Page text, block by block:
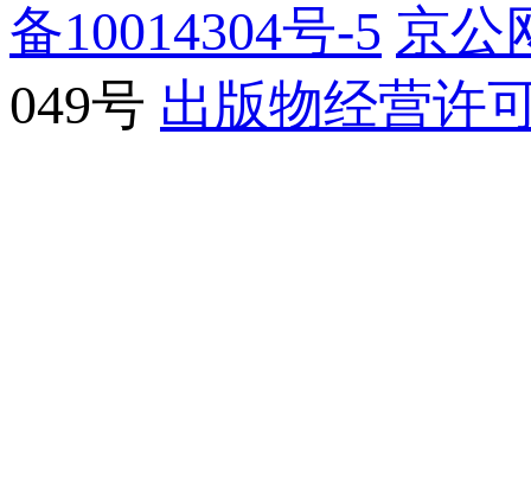
备10014304号-5 京公
049号 出版物经营许